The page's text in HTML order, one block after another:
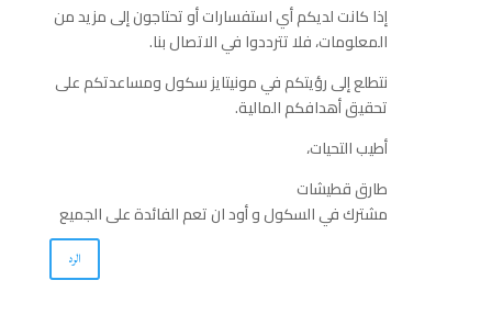
إذا كانت لديكم أي استفسارات أو تحتاجون إلى مزيد من
المعلومات، فلا تترددوا في الاتصال بنا.
نتطلع إلى رؤيتكم في مونيتايز سكول ومساعدتكم على
تحقيق أهدافكم المالية.
أطيب التحيات،
طارق قطيشات
مشترك في السكول و أود ان تعم الفائدة على الجميع
الرد